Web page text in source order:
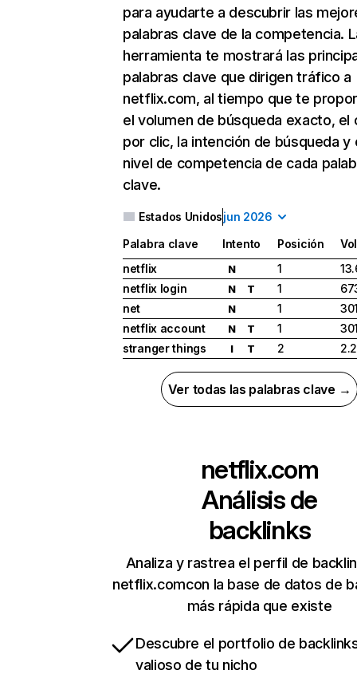
para ayudarte a descubrir las
palabras clave de la competencia.
herramienta te mostrará las
palabras clave que dirigen tráfico a
netflix.com, al tiempo que te
el volumen de búsqueda exacto, el
por clic, la intención de búsqueda y
nivel de competencia de cada
clave.
Estados Unidosjun 2026
Palabra clave Intento Posición
netflix
N 1
netflix login
N T 1
net
N 1
netflix account
N T 1
stranger things
I T 2
Ver todas las palabras clave →
netflix.com
Análisis de
backlinks
Analiza y rastrea el perfil de
netflix.comcon la base de datos de
más rápida que existe
Descubre el portfolio de
valioso de tu nicho